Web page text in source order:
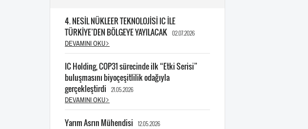
4. NESİL NÜKLEER TEKNOLOJİSİ IC İLE
TÜRKİYE’DEN BÖLGEYE YAYILACAK 02.07.2026
DEVAMINI OKU
IC Holding, COP31 sürecinde ilk “Etki Serisi”
buluşmasını biyoçeşitlilik odağıyla
gerçekleştirdi
21.05.2026
DEVAMINI OKU
Yarım Asrın Mühendisi 12.05.2026